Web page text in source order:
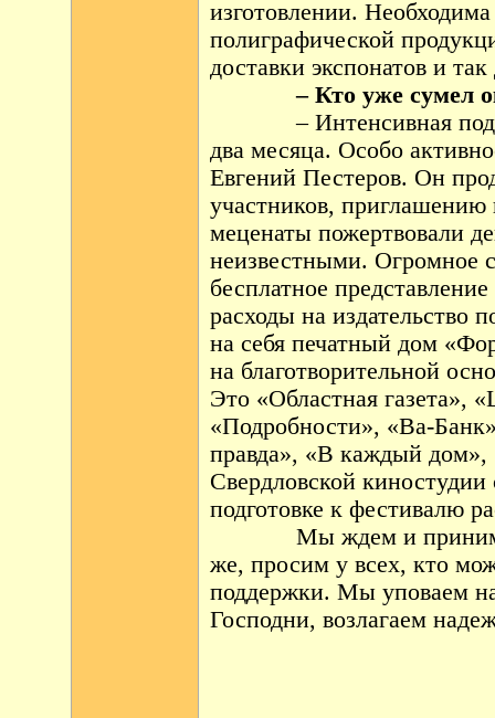
изготовлении.
полиграфической
доставки экспонатов и так
– Кто уже сумел
– Интенсивная
два месяца. Особо
Евгений Пестеров. Он
участников, приглашению
меценаты пожертвовали
неизвестными. Огромное
бесплатное
расходы на издательство
на себя печатный дом
на благотворительной
Это «Областная газета»,
«Подробности», «Ва-
правда», «В каждый
Свердловской
подготовке к фестивалю
Мы ждем и
же, просим у всех, кто
поддержки. Мы уповаем
Господни, возлагаем